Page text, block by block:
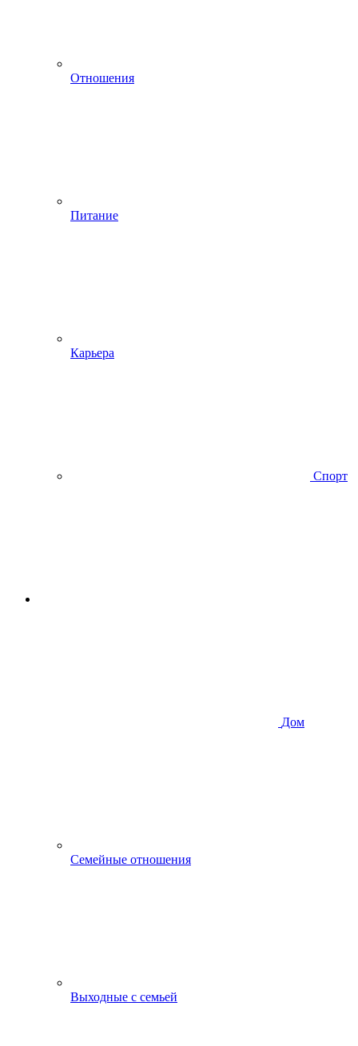
Отношения
Питание
Карьера
Спорт
Дом
Семейные отношения
Выходные с семьей